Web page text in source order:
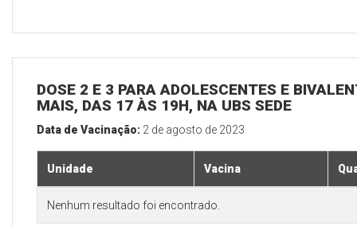
DOSE 2 E 3 PARA ADOLESCENTES E
MAIS, DAS 17 ÀS 19H, NA UBS SEDE
Data de Vacinação: 2 de agosto de 2023
Unidade Vacina
Nenhum resultado foi encontrado.